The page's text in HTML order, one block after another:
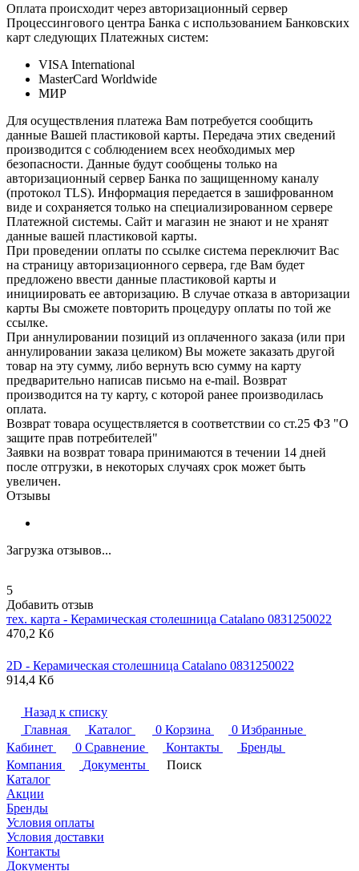
Оплата происходит через авторизационный сервер
Процессингового центра Банка с использованием Банковских
карт следующих Платежных систем:
VISA International
MasterCard Worldwide
МИР
Для осуществления платежа Вам потребуется сообщить
данные Вашей пластиковой карты. Передача этих сведений
производится с соблюдением всех необходимых мер
безопасности. Данные будут сообщены только на
авторизационный сервер Банка по защищенному каналу
(протокол TLS). Информация передается в зашифрованном
виде и сохраняется только на специализированном сервере
Платежной системы. Сайт и магазин не знают и не хранят
данные вашей пластиковой карты.
При проведении оплаты по ссылке система переключит Вас
на страницу авторизационного сервера, где Вам будет
предложено ввести данные пластиковой карты и
инициировать ее авторизацию. В случае отказа в авторизации
карты Вы сможете повторить процедуру оплаты по той же
ссылке.
При аннулировании позиций из оплаченного заказа (или при
аннулировании заказа целиком) Вы можете заказать другой
товар на эту сумму, либо вернуть всю сумму на карту
предварительно написав письмо на e-mail. Возврат
производится на ту карту, с которой ранее производилась
оплата.
Возврат товара осуществляется в соответствии со ст.25 ФЗ "О
защите прав потребителей"
Заявки на возврат товара принимаются в течении 14 дней
после отгрузки, в некоторых случаях срок может быть
увеличен.
Отзывы
Загрузка отзывов...
5
Добавить отзыв
тех. карта - Керамическая столешница Catalano 0831250022
470,2 Кб
2D - Керамическая столешница Catalano 0831250022
914,4 Кб
Назад к списку
Главная
Каталог 0 Корзина 0 Избранные
Кабинет
0 Сравнение Контакты
Бренды
Компания
Документы
Поиск
Каталог
Акции
Бренды
Условия оплаты
Условия доставки
Контакты
Документы